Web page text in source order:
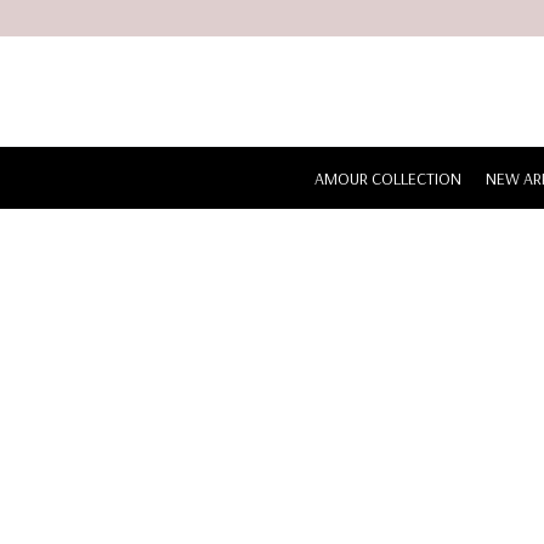
AMOUR COLLECTION NEW